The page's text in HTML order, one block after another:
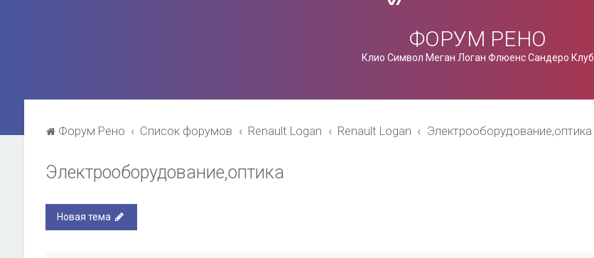
ФОРУМ РЕНО
Клио Символ Меган Логан Флюенс Сандеро Клуб
Форум Рено Список форумов Renault Logan Renault Logan Электрооборудование,оптика
Электрооборудование,оптика
Новая тема